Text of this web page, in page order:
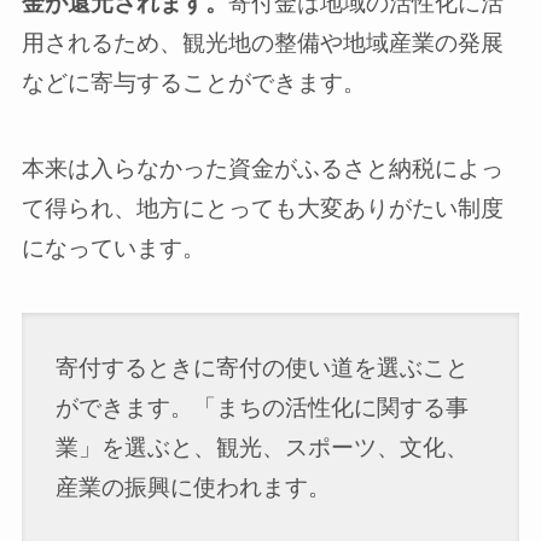
用されるため、観光地の整備や地域産業の発展
などに寄与することができます。
本来は入らなかった資金がふるさと納税によっ
て得られ、地方にとっても大変ありがたい制度
になっています。
寄付するときに寄付の使い道を選ぶこと
ができます。「まちの活性化に関する事
業」を選ぶと、観光、スポーツ、文化、
産業の振興に使われます。